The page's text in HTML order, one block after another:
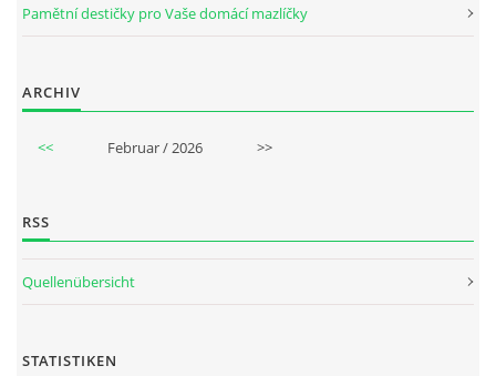
Pamětní destičky pro Vaše domácí mazlíčky
ARCHIV
<< Februar / 2026 >>
RSS
Quellenübersicht
STATISTIKEN